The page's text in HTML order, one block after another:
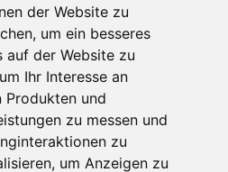
der Website zu
, um ein besseres
auf der Website zu
um Ihr Interesse an
Produkten und
zu messen und
zu
, um Anzeigen zu